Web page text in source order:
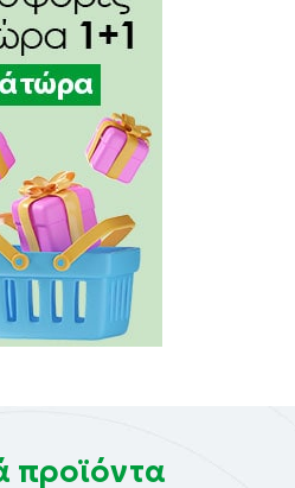
προϊόντα